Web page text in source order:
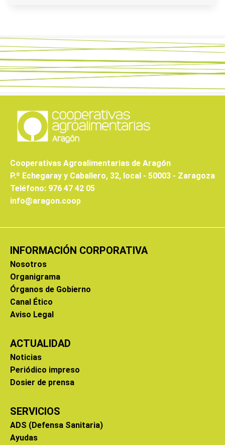
Cooperativas Agroalimentarias de Aragón
P.º Echegaray y Caballero, 32, local - 50003 - Zaragoza
Teléfono: 976 47 42 05
info@aragon.coop
INFORMACIÓN CORPORATIVA
Nosotros
Organigrama
Órganos de Gobierno
Canal Ético
Aviso Legal
ACTUALIDAD
Noticias
Periódico impreso
Dosier de prensa
SERVICIOS
ADS (Defensa Sanitaria)
Ayudas